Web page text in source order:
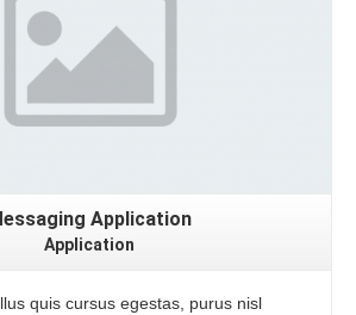
Application
Application
quis cursus egestas, purus nisl